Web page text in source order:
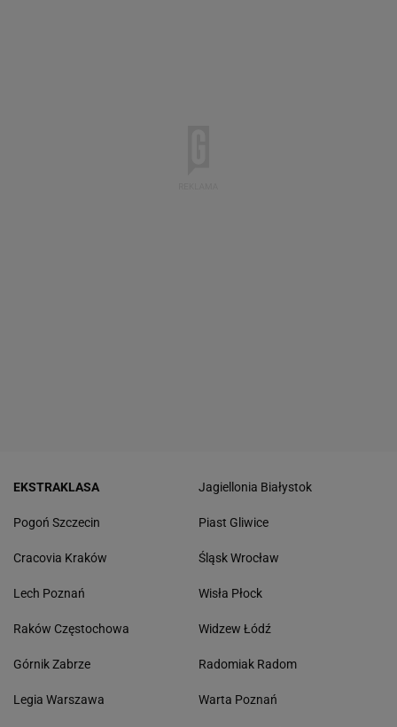
EKSTRAKLASA
Pogoń Szczecin
Cracovia Kraków
Lech Poznań
Raków Częstochowa
Górnik Zabrze
Legia Warszawa
Jagiellonia Białystok
Piast Gliwice
Śląsk Wrocław
Wisła Płock
Widzew Łódź
Radomiak Radom
Warta Poznań